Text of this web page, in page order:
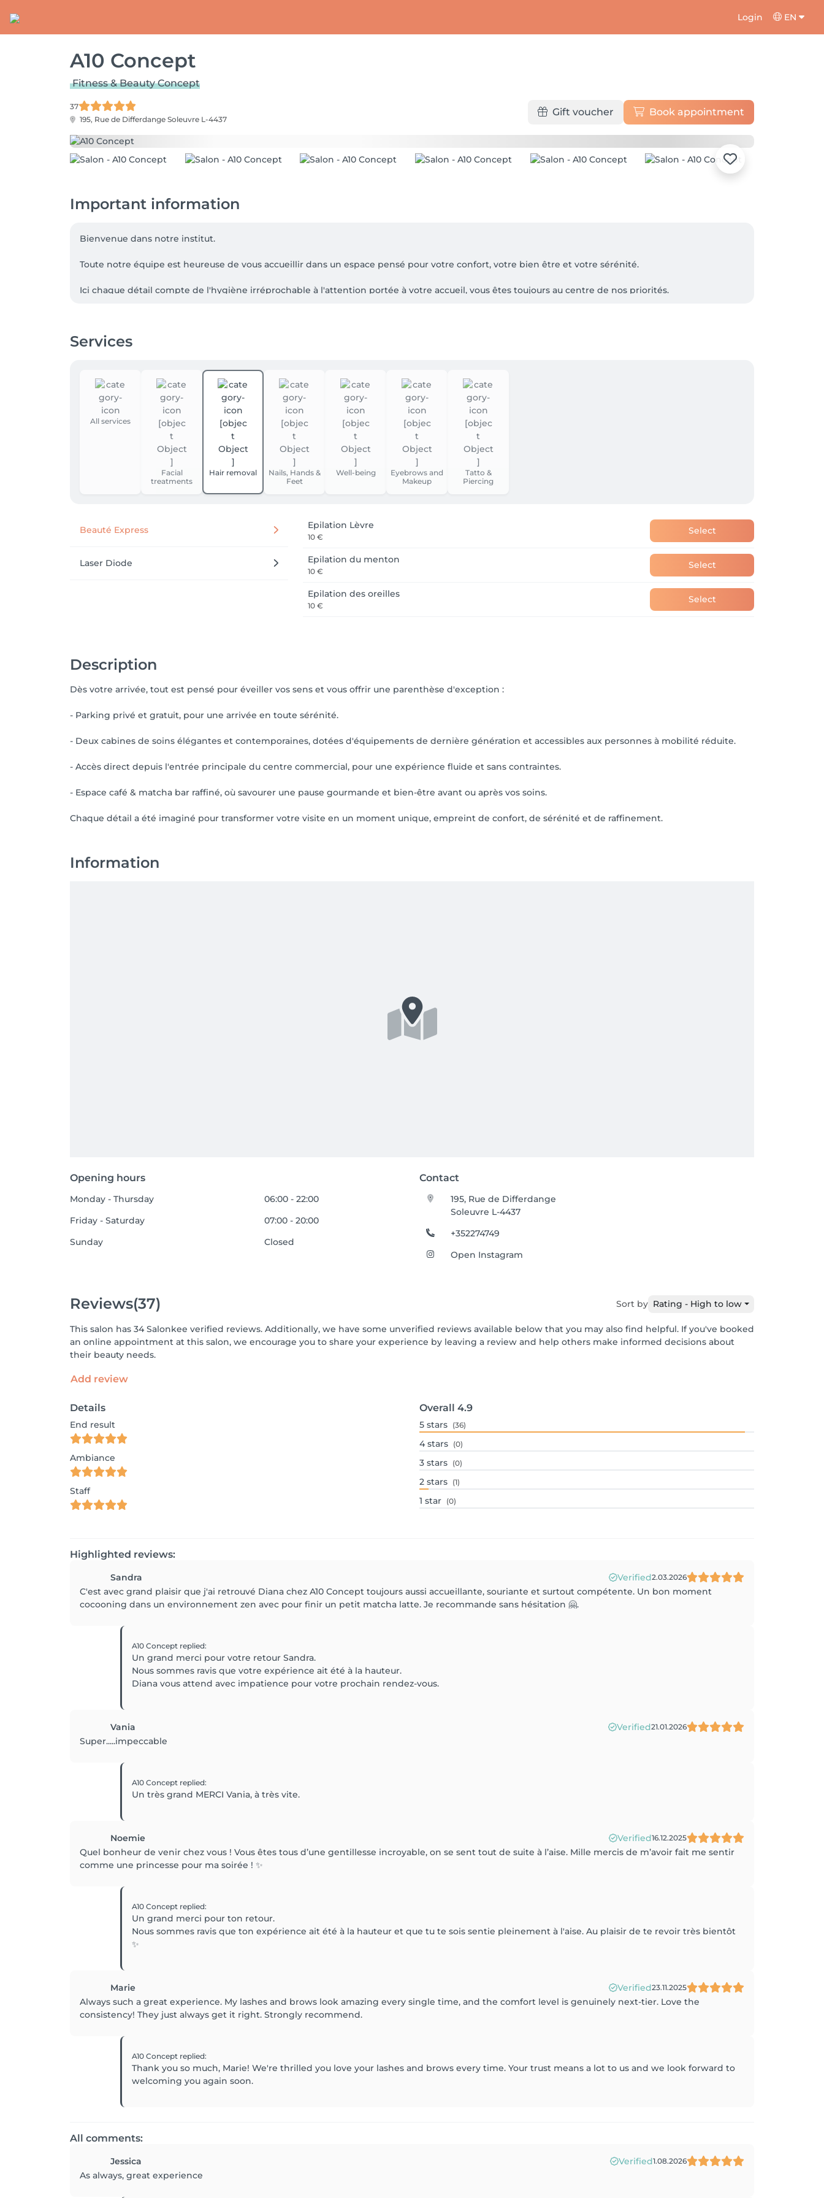
Login EN
A10 Concept
Fitness & Beauty Concept
37
195, Rue de Differdange Soleuvre L-4437
Gift voucher Book appointment
Important information
Bienvenue dans notre institut.
Toute notre équipe est heureuse de vous accueillir dans un espace pensé pour votre confort, votre bien être et votre sérénité.
Ici chaque détail compte de l'hygiène irréprochable à l'attention portée à votre accueil, vous êtes toujours au centre de nos priorités.
Services
All services
Facial
treatments
Hair removal
Nails, Hands &
Feet
Well-being
Eyebrows and
Makeup
Tatto &
Piercing
Beauté Express
Laser Diode
Epilation Lèvre
10 €
Select
Epilation du menton
10 €
Select
Epilation des oreilles
10 €
Select
Description
Dès votre arrivée, tout est pensé pour éveiller vos sens et vous offrir une parenthèse d'exception :
- Parking privé et gratuit, pour une arrivée en toute sérénité.
- Deux cabines de soins élégantes et contemporaines, dotées d'équipements de dernière génération et accessibles aux personnes à mobilité réduite.
- Accès direct depuis l'entrée principale du centre commercial, pour une expérience fluide et sans contraintes.
- Espace café & matcha bar raffiné, où savourer une pause gourmande et bien-être avant ou après vos soins.
Chaque détail a été imaginé pour transformer votre visite en un moment unique, empreint de confort, de sérénité et de raffinement.
Information
Opening hours Contact
Monday - Thursday
06:00 - 22:00
Friday - Saturday
07:00 - 20:00
Sunday
Closed
195, Rue de Differdange
Soleuvre L-4437
+352274749
Open Instagram
Reviews(37) Sort by Rating - High to low
This salon has 34 Salonkee verified reviews. Additionally, we have some unverified reviews available below that you may also find helpful. If you've booked
an online appointment at this salon, we encourage you to share your experience by leaving a review and help others make informed decisions about
their beauty needs.
Add review
Details
End result
Ambiance
Staff
Overall 4.9
5 stars (36)
4 stars (0)
3 stars (0)
2 stars (1)
1 star (0)
Highlighted reviews:
Sandra Verified2.03.2026
C'est avec grand plaisir que j'ai retrouvé Diana chez A10 Concept toujours aussi accueillante, souriante et surtout compétente. Un bon moment
cocooning dans un environnement zen avec pour finir un petit matcha latte. Je recommande sans hésitation 🤗.
A10 Concept replied:
Un grand merci pour votre retour Sandra.
Nous sommes ravis que votre expérience ait été à la hauteur.
Diana vous attend avec impatience pour votre prochain rendez-vous.
Vania Verified21.01.2026
Super.....impeccable
A10 Concept replied:
Noemie Verified16.12.2025
Quel bonheur de venir chez vous ! Vous êtes tous d’une gentillesse incroyable, on se sent tout de suite à l’aise. Mille mercis de m’avoir fait me sentir
comme une princesse pour ma soirée ! ✨
A10 Concept replied:
Un grand merci pour ton retour.
Nous sommes ravis que ton expérience ait été à la hauteur et que tu te sois sentie pleinement à l'aise. Au plaisir de te revoir très bientôt
✨
Marie Verified23.11.2025
Always such a great experience. My lashes and brows look amazing every single time, and the comfort level is genuinely next-tier. Love the
consistency! They just always get it right. Strongly recommend.
A10 Concept replied:
Thank you so much, Marie! We're thrilled you love your lashes and brows every time. Your trust means a lot to us and we look forward to
welcoming you again soon.
All comments:
Jessica Verified1.08.2026
As always, great experience